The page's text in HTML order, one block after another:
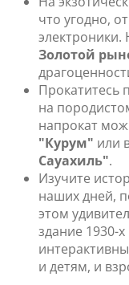
что угодно,
электроники.
Золотой
Прокатитесь
на
напрокат
"Курум" или
Сауахиль".
Изучите
наших дней,
этом
здание 1930-
и детям, и